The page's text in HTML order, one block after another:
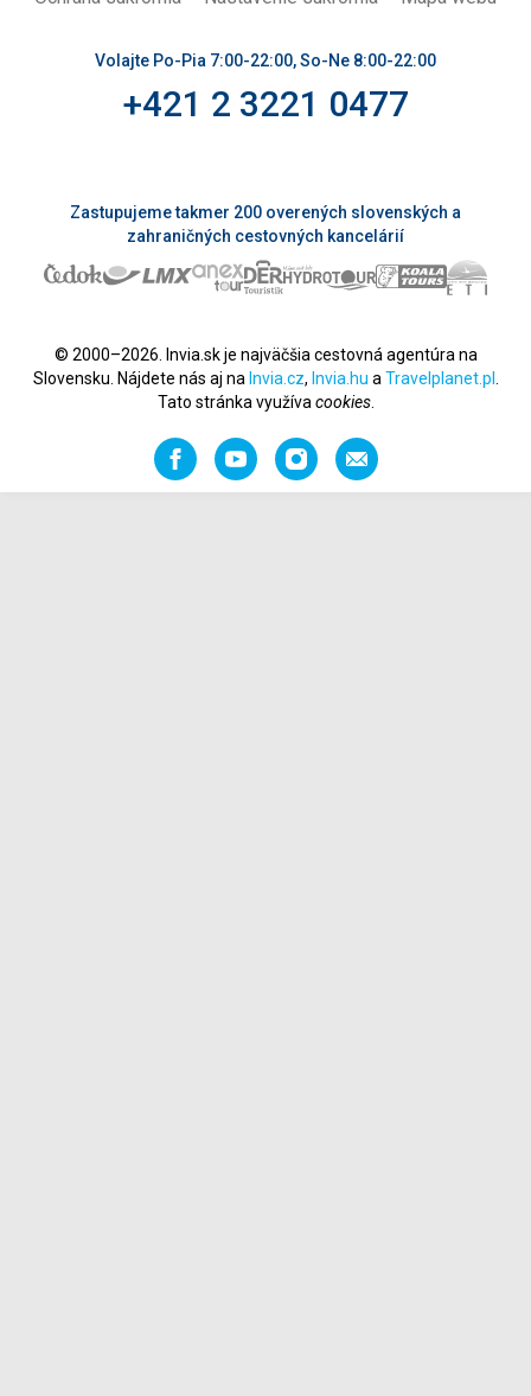
Volajte Po-Pia 7:00-22:00, So-Ne 8:00-22:00
+421 2 3221 0477
Zastupujeme takmer 200 overených slovenských a
zahraničných cestovných kancelárií
© 2000–2026. Invia.sk je najväčšia cestovná agentúra na
Slovensku. Nájdete nás aj na Invia.cz, Invia.hu a Travelplanet.pl
Tato stránka využíva cookies.
FacebookYouTubeInstagramOdporučiť